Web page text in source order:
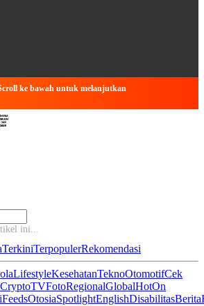
ke bawah untuk melanjutkan
TerkiniTerpopulerRekomendasi
LifestyleKesehatanTeknoOtomotifCek
CryptoTVFotoRegionalGlobalHotOn
FeedsOtosiaSpotlightEnglishDisabilitasBerita